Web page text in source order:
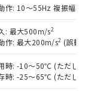
作: 10～55Hz 複振幅
: 最大500m/s2
作: 最大200m/s2 (誤動
時: -10～50℃ (ただし、
時: -25～65℃ (ただし、
事業取扱
準価格
ので
物質）の
出す予
物質）の
認中の
で、有
RoHSの